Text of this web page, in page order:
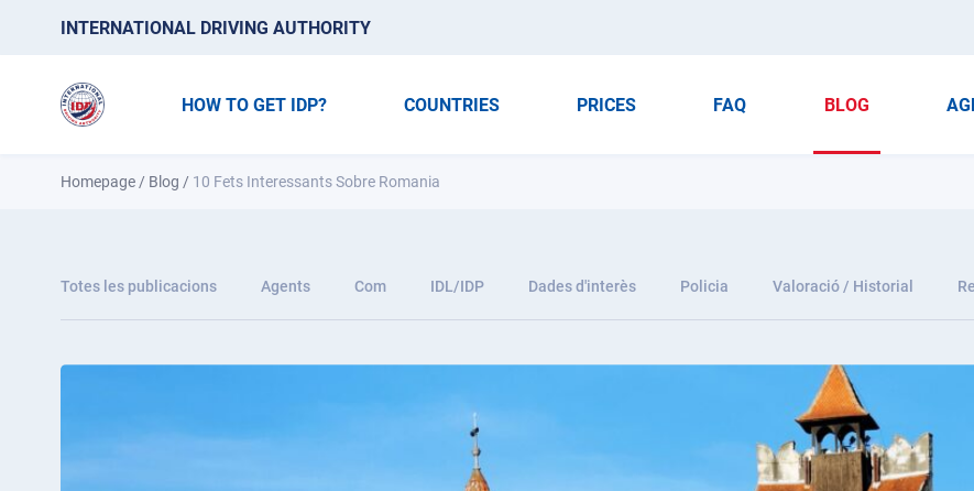
INTERNATIONAL DRIVING AUTHORITY
HOW TO GET IDP? COUNTRIES PRICES FAQ BLOG
Homepage / Blog / 10 Fets Interessants Sobre Romania
Totes les publicacions Agents Com IDL/IDP Dades d'interès Policia Valoració / Historial